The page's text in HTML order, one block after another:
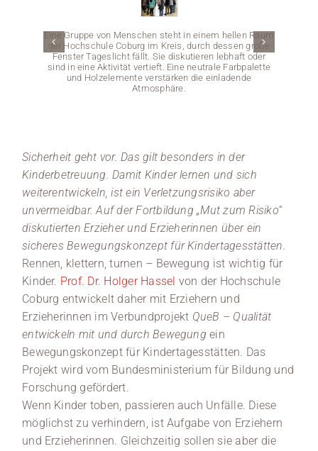
Medien
Stellenangebote
Eine Gruppe von Menschen steht in einem hellen Raum
der Hochschule Coburg im Kreis, durch dessen große
Fenster Tageslicht fällt. Sie diskutieren lebhaft oder
sind in eine Aktivität vertieft. Eine neutrale Farbpalette
und Holzelemente verstärken die einladende
Atmosphäre.
Sicherheit geht vor. Das gilt besonders in der
Kinderbetreuung. Damit Kinder lernen und sich
weiterentwickeln, ist ein Verletzungsrisiko aber
unvermeidbar. Auf der Fortbildung „Mut zum Risiko“
diskutierten Erzieher und Erzieherinnen über ein
sicheres Bewegungskonzept für Kindertagesstätten.
Rennen, klettern, turnen – Bewegung ist wichtig für
Kinder. Prof. Dr. Holger Hassel von der Hochschule
Coburg entwickelt daher mit Erziehern und
Erzieherinnen im Verbundprojekt QueB – Qualität
entwickeln mit und durch Bewegung ein
Bewegungskonzept für Kindertagesstätten. Das
Projekt wird vom Bundesministerium für Bildung und
Forschung gefördert.
Wenn Kinder toben, passieren auch Unfälle. Diese
möglichst zu verhindern, ist Aufgabe von Erziehern
und Erzieherinnen. Gleichzeitig sollen sie aber die